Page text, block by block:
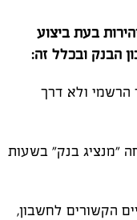
בעת ביצוע
הבנק ובכלל זה:
הרשמי ולא דרך
"מנציג בנק" בשעות
הקשורים לחשבון,